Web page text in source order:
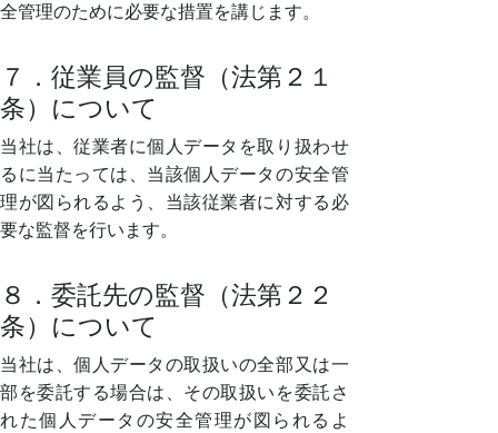
全管理のために必要な措置を講じます。
７．従業員の監督（法第２１
条）について
当社は、従業者に個人データを取り扱わせ
るに当たっては、当該個人データの安全管
理が図られるよう、当該従業者に対する必
要な監督を行います。
８．委託先の監督（法第２２
条）について
当社は、個人データの取扱いの全部又は一
部を委託する場合は、その取扱いを委託さ
れた個人データの安全管理が図られるよ